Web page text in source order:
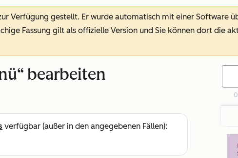
Verfügung gestellt. Er wurde automatisch mit einer Software
Fassung gilt als offizielle Version und Sie können dort die
bearbeiten
verfügbar (außer in den angegebenen Fällen):